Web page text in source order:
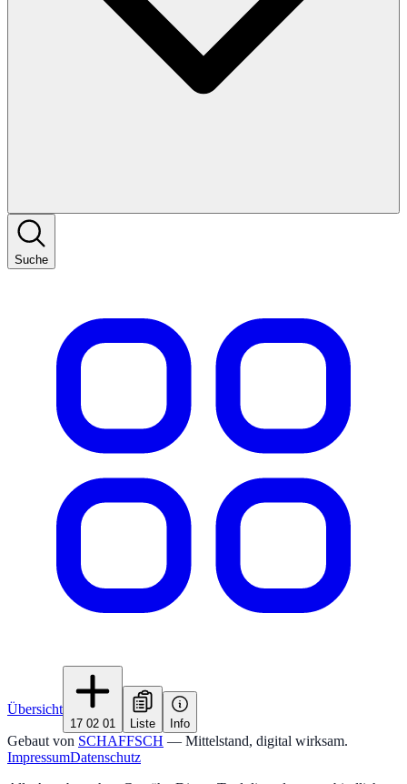
Suche
Übersicht
17 02 01 Liste Info
Gebaut von SCHAFFSCH — Mittelstand, digital wirksam.
ImpressumDatenschutz